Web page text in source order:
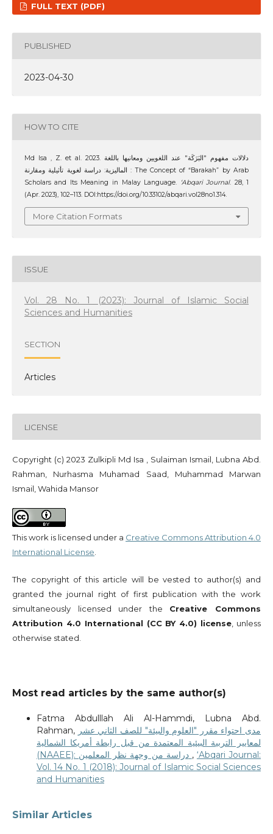
FULL TEXT (PDF)
PUBLISHED
2023-04-30
HOW TO CITE
Md Isa , Z. et al. 2023. دلالات مفهوم "البَرَكَة" عند اللغويين ومعانيها باللغة
الماليزية: دراسة لغوية تأثيلية ومقارنة : The Concept of “Barakah” by Arab
Scholars and Its Meaning in Malay Language.
‘Abqari Journal. 28, 1
(Apr. 2023), 102–113. DOI:https://doi.org/10.33102/abqari.vol28no1.314.
More Citation Formats
ISSUE
Vol. 28 No. 1 (2023): Journal of Islamic Social
Sciences and Humanities
SECTION
Articles
LICENSE
Copyright (c) 2023 Zulkipli Md Isa , Sulaiman Ismail, Lubna Abd.
Rahman, Nurhasma Muhamad Saad, Muhammad Marwan
Ismail, Wahida Mansor
This work is licensed under a Creative Commons Attribution 4.0
International License.
The copyright of this article will be vested to author(s) and
granted the journal right of first publication with the work
simultaneously licensed under the Creative Commons
Attribution 4.0 International (CC BY 4.0) license , unless
otherwise stated.
Most read articles by the same author(s)
Fatma Abdulllah Ali Al-Hammdi, Lubna Abd.
Rahman, مدى احتواء مقرر "العلوم والبيئة" للصف الثاني عشر
لمعايير التربية البيئية المعتمدة من قبل رابطة أمريكا الشمالية
(NAAEE): دراسة من وجهة نظر المعلمين , ‘Abqari Journal:
Vol. 14 No. 1 (2018): Journal of Islamic Social Sciences
and Humanities
Similar Articles